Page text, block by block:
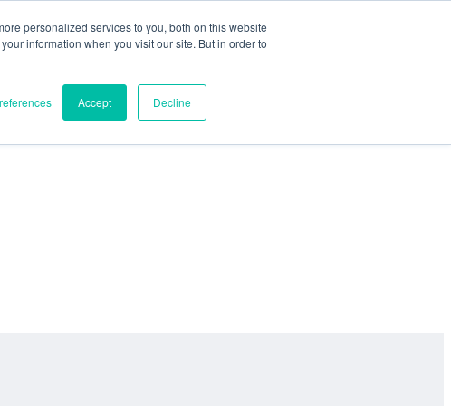
personalized services to you, both on this website
information when you visit our site. But in order to
Accept Decline